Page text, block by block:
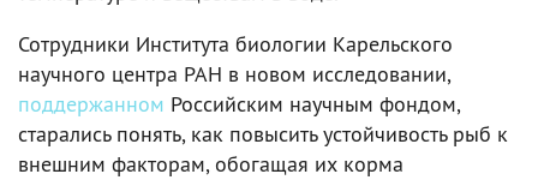
Сотрудники Института биологии Карельского
научного центра РАН в новом исследовании,
поддержанном Российским научным фондом,
старались понять, как повысить устойчивость рыб к
внешним факторам, обогащая их корма